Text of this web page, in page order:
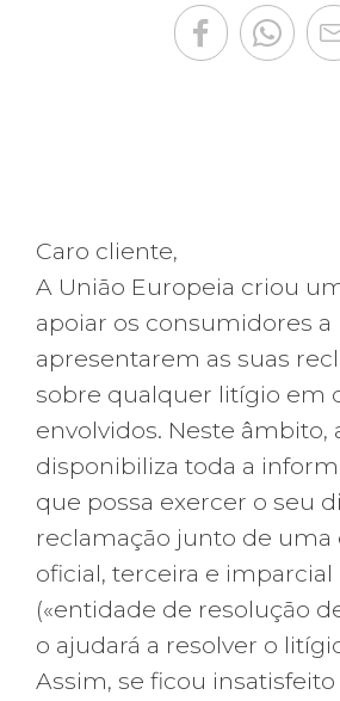
Caro cliente,
A União Europeia criou
apoiar os consumidores a
apresentarem as suas
sobre qualquer litígio em
envolvidos. Neste âmbito,
disponibiliza toda a
que possa exercer o seu
reclamação junto de uma
oficial, terceira e imparcial
(«entidade de resolução
o ajudará a resolver o
Assim, se ficou